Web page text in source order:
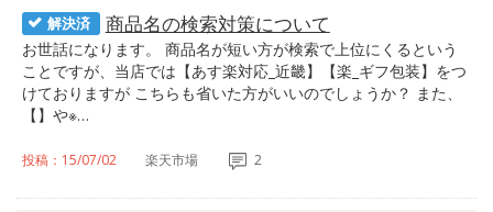
解決済 商品名の検索対策について
お世話になります。 商品名が短い方が検索で上位にくるという
ことですが、当店では【あす楽対応_近畿】【楽_ギフ包装】をつ
けておりますが こちらも省いた方がいいのでしょうか？ また、
【】や※…
投稿：15/07/02 楽天市場 2